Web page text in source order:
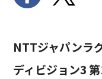
NTTジャパンラ
ディビジョン3